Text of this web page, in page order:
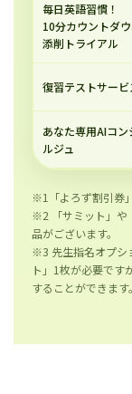
毎日英語習慣！
10分カウントダ
添削トライアル
復習テストサービ
あなた専用AIコン
ルジュ
※1「よろず割引券
※2 「サミット」や
品がございます。
※3 先生指名オプシ
ト」1枚が必要です
することができます。